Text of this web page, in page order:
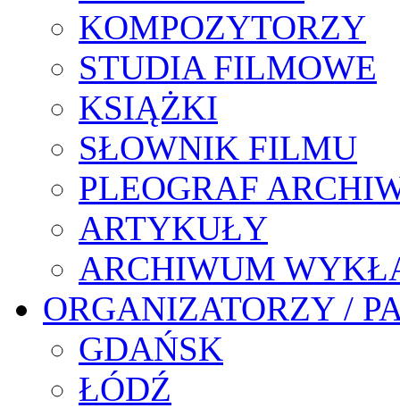
KOMPOZYTORZY
STUDIA FILMOWE
KSIĄŻKI
SŁOWNIK FILMU
PLEOGRAF
ARTYKUŁY
ARCHIWUM
ORGANIZATORZY /
GDAŃSK
ŁÓDŹ